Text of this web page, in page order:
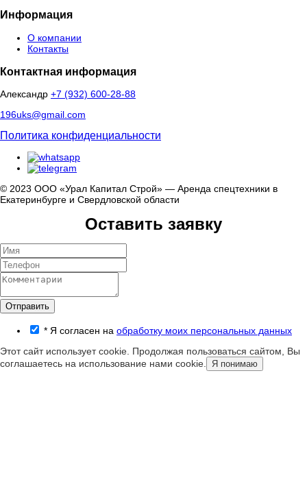
Информация
О компании
Контакты
Контактная информация
Александр +7 (932) 600-28-88
196uks@gmail.com
Политика конфиденциальности
© 2023 ООО «Урал Капитал Строй» — Аренда спецтехники в
Екатеринбурге и Свердловской области
Оставить заявку
Отправить
* Я согласен на обработку моих персональных данных
Этот сайт использует cookie. Продолжая пользоваться сайтом, Вы
соглашаетесь на использование нами cookie. Я понимаю